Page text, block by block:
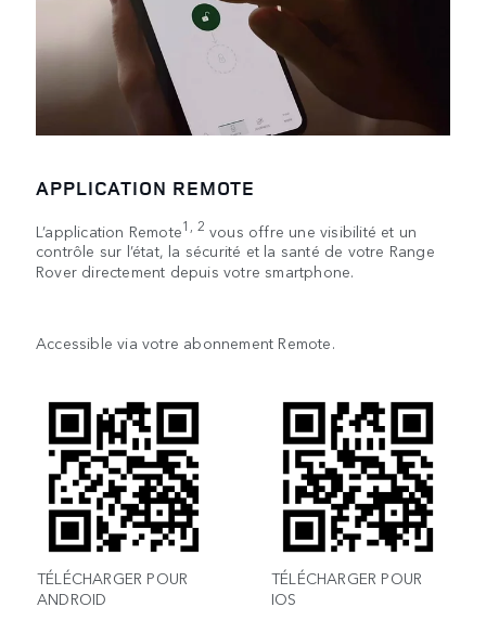
APPLICATION REMOTE
L’application Remote1, 2 vous offre une visibilité et un
contrôle sur l’état, la sécurité et la santé de votre Range
Rover directement depuis votre smartphone.
Accessible via votre abonnement Remote.
TÉLÉCHARGER POUR
ANDROID
TÉLÉCHARGER POUR
IOS